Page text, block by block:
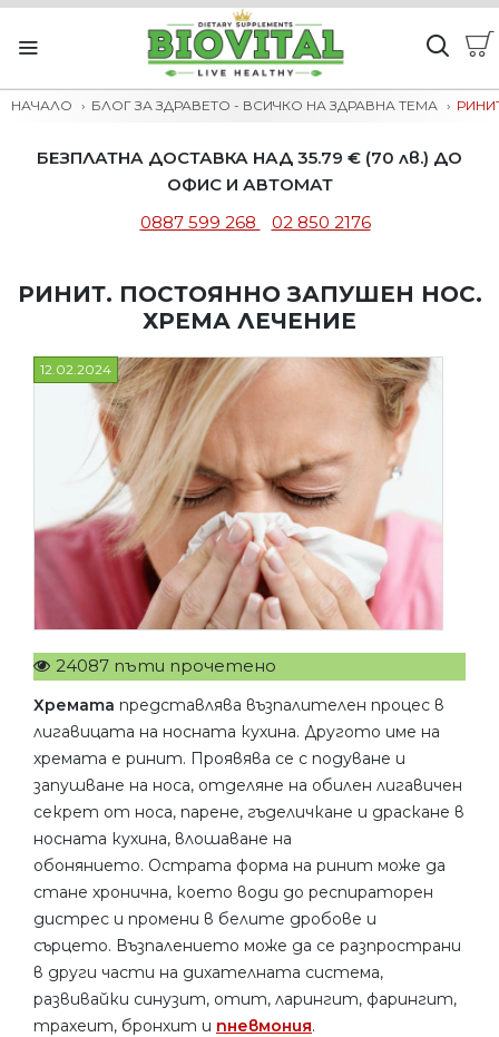
НАЧАЛО БЛОГ ЗА ЗДРАВЕТО - ВСИЧКО НА ЗДРАВНА ТЕМА
БЕЗПЛАТНА ДОСТАВКА НАД 35.79 € (70 лв.) ДО
ОФИС И АВТОМАТ
0887 599 268
02 850 2176
РИНИТ. ПОСТОЯННО ЗАПУШЕН НОС.
ХРЕМА ЛЕЧЕНИЕ
12.02.2024
24087 пъти прочетено
Хремата представлява възпалителен процес в
лигавицата на носната кухина. Другото име на
хремата е ринит. Проявява се с подуване и
запушване на носа, отделяне на обилен лигавичен
секрет от носа, парене, гъделичкане и драскане в
носната кухина, влошаване на
обонянието. Острата форма на ринит може да
стане хронична, което води до респираторен
дистрес и промени в белите дробове и
сърцето. Възпалението може да се разпространи
в други части на дихателната система,
развивайки синузит, отит, ларингит, фарингит,
трахеит, бронхит и пневмония.